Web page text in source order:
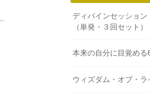
ディバインセッショ
（単発・３回セット）
本来の自分に目覚める
ウィズダム・オブ・ラ